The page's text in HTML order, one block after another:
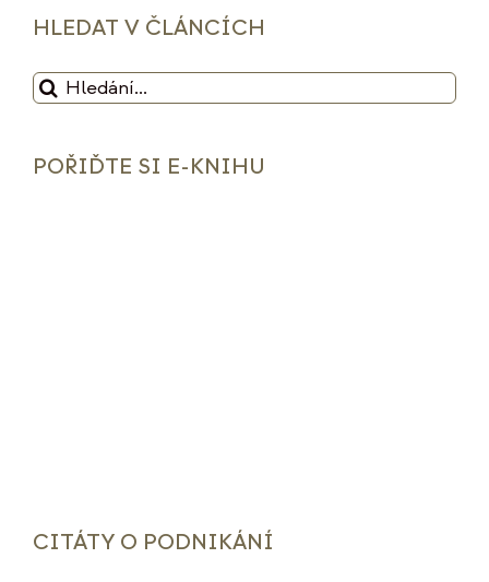
HLEDAT V ČLÁNCÍCH
Hledat:
POŘIĎTE SI E-KNIHU
CITÁTY O PODNIKÁNÍ